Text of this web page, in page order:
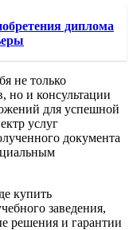
диплома
не только
но и консультации
для успешной
услуг
документа
купить
заведения,
решения и гарантии